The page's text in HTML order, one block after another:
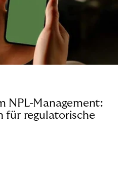
NPL-Management:
für regulatorische